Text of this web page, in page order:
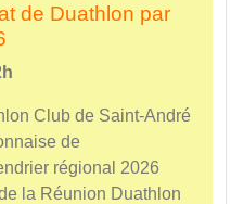
de Duathlon par
Club de Saint-André
de
régional 2026
la Réunion Duathlon